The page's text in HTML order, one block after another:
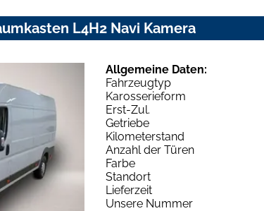
L4H2 Navi Kamera
Allgemeine Daten:
Fahrzeugtyp
Karosserieform
Erst-Zul.
Getriebe
Kilometerstand
Anzahl der Türen
Farbe
Standort
Lieferzeit
Unsere Nummer